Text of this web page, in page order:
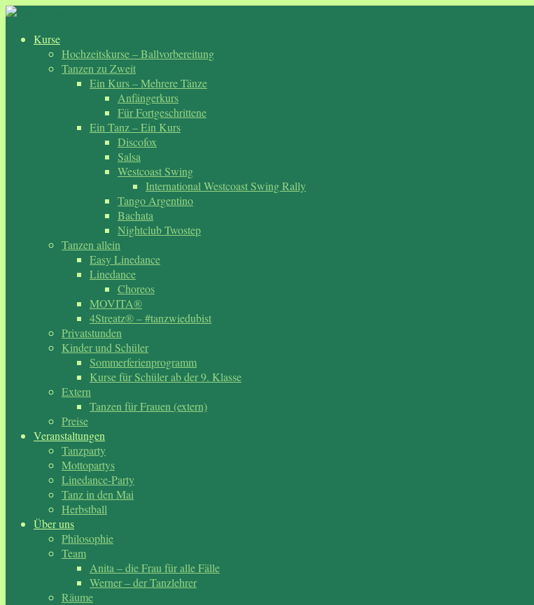
Zum
springenKurse
Hochzeitskurse – Ballvorbereitung
Tanzen zu Zweit
Ein Kurs – Mehrere Tänze
Anfängerkurs
Für Fortgeschrittene
Ein Tanz – Ein Kurs
Discofox
Salsa
Westcoast Swing
International Westcoast Swing Rally
Tango Argentino
Bachata
Nightclub Twostep
Tanzen allein
Easy Linedance
Linedance
Choreos
MOVITA®
4Streatz® – #tanzwiedubist
Privatstunden
Kinder und Schüler
Sommerferienprogramm
Kurse für Schüler ab der 9. Klasse
Extern
Tanzen für Frauen (extern)
Preise
Veranstaltungen
Tanzparty
Mottopartys
Linedance-Party
Tanz in den Mai
Herbstball
Über uns
Philosophie
Team
Anita – die Frau für alle Fälle
Werner – der Tanzlehrer
Räume